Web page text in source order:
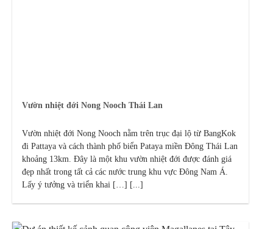
Vườn nhiệt đới Nong Nooch Thái Lan
Vườn nhiệt đới Nong Nooch nằm trên trục đại lộ từ BangKok
đi Pattaya và cách thành phố biển Pataya miền Đông Thái Lan
khoảng 13km. Đây là một khu vườn nhiệt đới được đánh giá
đẹp nhất trong tất cả các nước trung khu vực Đông Nam Á.
Lấy ý tưởng và triển khai […] [...]